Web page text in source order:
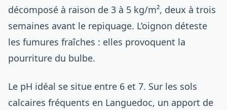
décomposé à raison de 3 à 5 kg/m², deux à trois
semaines avant le repiquage. L’oignon déteste
les fumures fraîches : elles provoquent la
pourriture du bulbe.
Le pH idéal se situe entre 6 et 7. Sur les sols
calcaires fréquents en Languedoc, un apport de